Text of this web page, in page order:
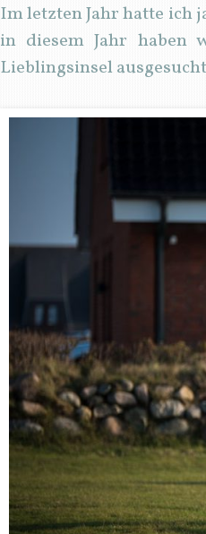
Im letzten Jahr hatte ich
in diesem Jahr haben
Lieblingsinsel